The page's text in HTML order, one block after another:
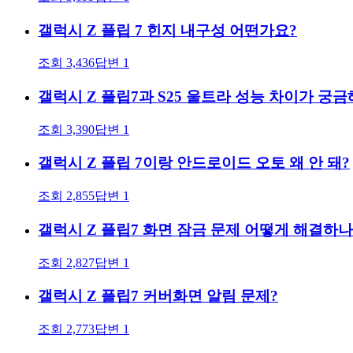
갤럭시 Z 플립 7 힌지 내구성 어떤가요?
조회 3,436답변 1
갤럭시 Z 플립7과 S25 울트라 성능 차이가 궁금
조회 3,390답변 1
갤럭시 Z 플립 7이랑 안드로이드 오토 왜 안 돼?
조회 2,855답변 1
갤럭시 Z 플립7 화면 잠금 문제 어떻게 해결하
조회 2,827답변 1
갤럭시 Z 플립7 커버화면 알림 문제?
조회 2,773답변 1